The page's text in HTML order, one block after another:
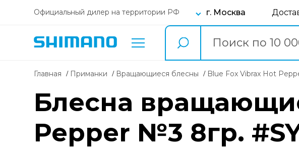
Официальный дилер на территории РФ г. Москва
Главная Приманки вращающиеся блесны Blue Fox Vibrax Hot
Блесна
Pepper №3 8гр.